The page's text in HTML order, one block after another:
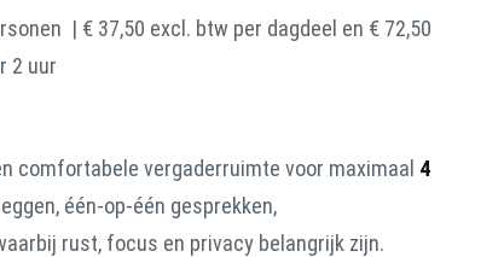
| € 37,50 excl. btw per dagdeel en € 72,50
2 uur
comfortabele vergaderruimte voor maximaal 4
één-op-één gesprekken,
rust, focus en privacy belangrijk zijn.